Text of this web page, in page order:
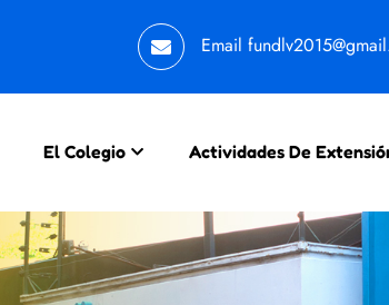
Email
El Colegio Actividades De